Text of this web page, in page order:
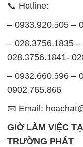
📞 Hotline:
– 0933.920.505 –
– 028.3756.1835
028.3756.1841-
– 0932.660.696 –
0902.765.866
📧 Email:
GIỜ LÀM VIỆC
TRƯỜNG PHÁT